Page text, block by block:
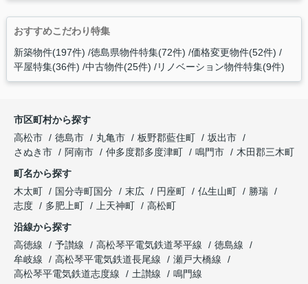
おすすめこだわり特集
新築物件(197件) 徳島県物件特集(72件) 価格変更物件(52件)
平屋特集(36件) 中古物件(25件) リノベーション物件特集(9件)
市区町村から探す
高松市
徳島市 丸亀市 板野郡藍住町
坂出市
さぬき市
阿南市 仲多度郡多度津町 鳴門市
木田郡三木町
町名から探す
木太町
国分寺町国分 末広 円座町 仏生山町
勝瑞
志度
多肥上町 上天神町
高松町
沿線から探す
高徳線
予讃線 高松琴平電気鉄道琴平線
徳島線
牟岐線
高松琴平電気鉄道長尾線
瀬戸大橋線
高松琴平電気鉄道志度線
土讃線
鳴門線